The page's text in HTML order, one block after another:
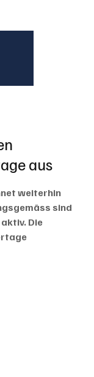
aus
weiterhin
sind
Die